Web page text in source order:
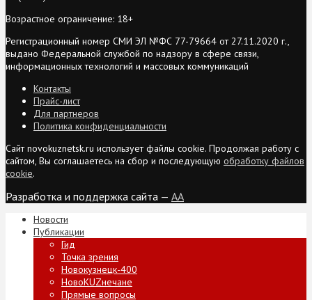
Возрастное ограничение: 18+
Регистрационный номер СМИ ЭЛ №ФС 77-79664 от 27.11.2020 г.,
выдано Федеральной службой по надзору в сфере связи,
информационных технологий и массовых коммуникаций
Контакты
Прайс-лист
Для партнеров
Политика конфиденциальности
Сайт novokuznetsk.ru использует файлы cookie. Продолжая работу с
сайтом, Вы соглашаетесь на сбор и последующую обработку файлов
cookie.
Разработка и поддержка сайта — AA
Новости
Публикации
Гид
Точка зрения
Новокузнецк-400
НовоKUZнечане
Прямые вопросы